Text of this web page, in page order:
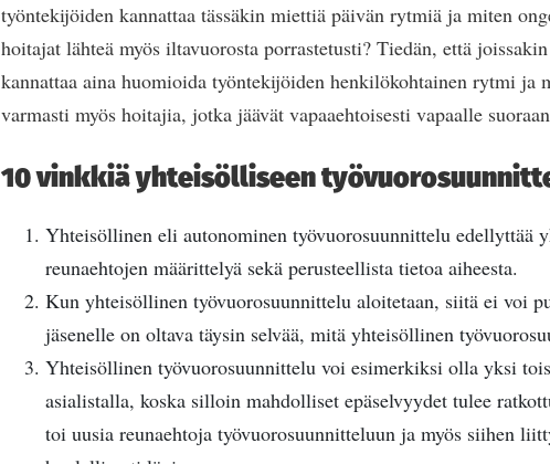
työntekijöiden kannattaa tässäkin miettiä päivän rytmiä ja miten
hoitajat lähteä myös iltavuorosta porrastetusti? Tiedän, että
kannattaa aina huomioida työntekijöiden henkilökohtainen rytmi ja
varmasti myös hoitajia, jotka jäävät vapaaehtoisesti vapaalle
10 vinkkiä yhteisölliseen
Yhteisöllinen eli autonominen työvuorosuunnittelu edellyttää
reunaehtojen määrittelyä sekä perusteellista tietoa aiheesta.
Kun yhteisöllinen työvuorosuunnittelu aloitetaan, siitä ei voi
jäsenelle on oltava täysin selvää, mitä yhteisöllinen
Yhteisöllinen työvuorosuunnittelu voi esimerkiksi olla yksi
asialistalla, koska silloin mahdolliset epäselvyydet tulee
toi uusia reunaehtoja työvuorosuunnitteluun ja myös siihen